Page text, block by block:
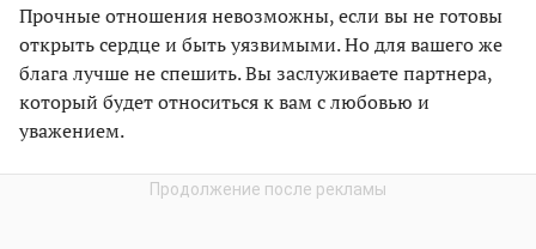
Прочные отношения невозможны, если вы не готовы
открыть сердце и быть уязвимыми. Но для вашего же
блага лучше не спешить. Вы заслуживаете партнера,
который будет относиться к вам с любовью и
уважением.